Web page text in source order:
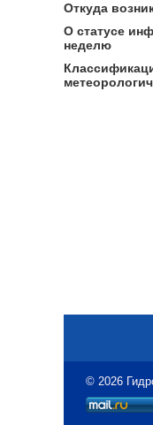
Откуда
О статусе
неделю
© 2026